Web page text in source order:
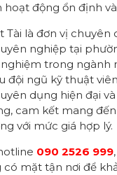
hoạt động ổn định và
Tài là đơn vị chuyên
nghiệp tại
trong ngành
đội ngũ kỹ thuật
dụng hiện đại
cam kết mang
với mức giá hợp lý.
090 2526 999
mặt tận nơi để